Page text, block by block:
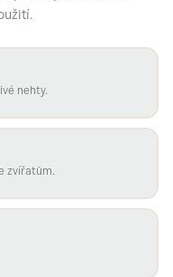
nehty.
zvířatům.